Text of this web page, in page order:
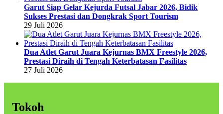
Garut Siap Gelar Kejurda Futsal Jabar 2026, Bidik
Sukses Prestasi dan Dongkrak Sport Tourism
29 Juli 2026
Dua Atlet Garut Juara Kejurnas BMX Freestyle 2026,
Prestasi Diraih di Tengah Keterbatasan Fasilitas
27 Juli 2026
Tokoh